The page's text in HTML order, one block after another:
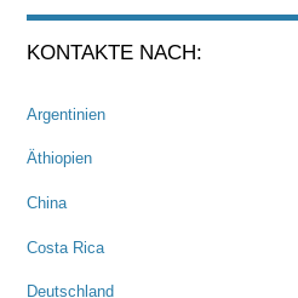
KONTAKTE NACH:
Argentinien
Äthiopien
China
Costa Rica
Deutschland